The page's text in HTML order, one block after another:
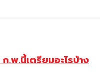
.พ.นี้เตรียมอะไรบ้าง